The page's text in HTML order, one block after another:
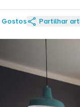
Gostos Partilhar